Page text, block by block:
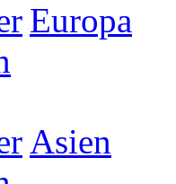
Europa
Asien